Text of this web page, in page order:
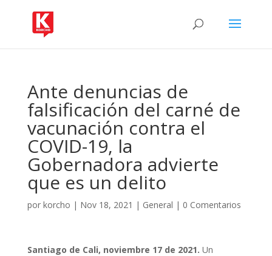
Ante denuncias de
falsificación del carné de
vacunación contra el
COVID-19, la
Gobernadora advierte
que es un delito
por korcho | Nov 18, 2021 | General | 0 Comentarios
Santiago de Cali, noviembre 17 de 2021. Un